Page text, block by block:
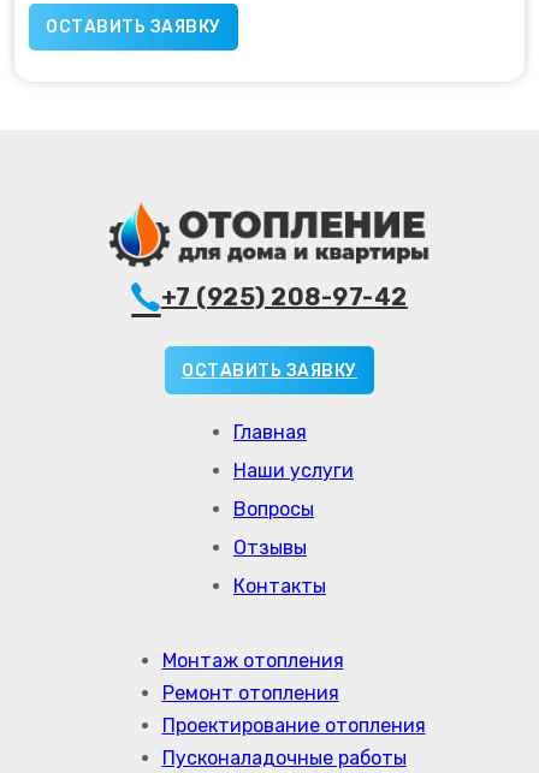
Главная
Наши услуги
Вопросы
Отзывы
Контакты
Монтаж отопления
Ремонт отопления
Проектирование отопления
Пусконаладочные работы
+7 (925) 208-97-42
ОСТАВИТЬ ЗАЯВКУ